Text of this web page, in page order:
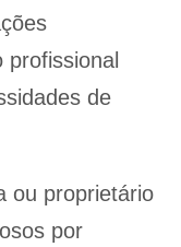
de
ou proprietário
por